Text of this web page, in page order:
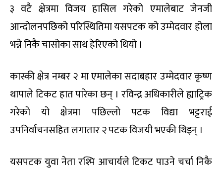
३ वटै क्षेत्रमा विजय हासिल गरेको एमालेबाट जेनजी
आन्दोलनपछिको परिस्थितिमा यसपटक को उम्मेदवार होला
भन्ने निकै चासोका साथ हेरिएको थियो ।
कास्की क्षेत्र नम्बर २ मा एमालेका सदाबहार उम्मेदवार कृष्ण
थापाले टिकट हात पारेका छन् । रविन्द्र अधिकारीले ह्याट्रिक
गरेको यो क्षेत्रमा पछिल्लो पटक विद्या भट्टराई
उपनिर्वाचनसहित लगातार २ पटक विजयी भएकी थिइन् ।
यसपटक युवा नेता रश्मि आचार्यले टिकट पाउने चर्चा निकै